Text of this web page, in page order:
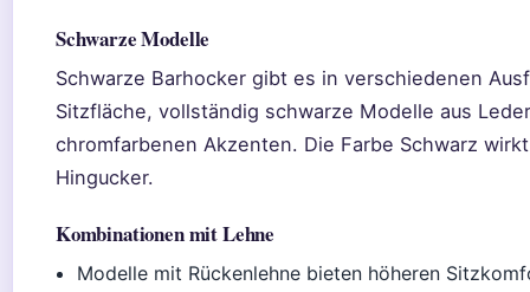
Schwarze Modelle
Schwarze Barhocker gibt es in verschiedenen
Sitzfläche, vollständig schwarze Modelle aus
chromfarbenen Akzenten. Die Farbe Schwarz
Hingucker.
Kombinationen mit Lehne
Modelle mit Rückenlehne bieten höheren